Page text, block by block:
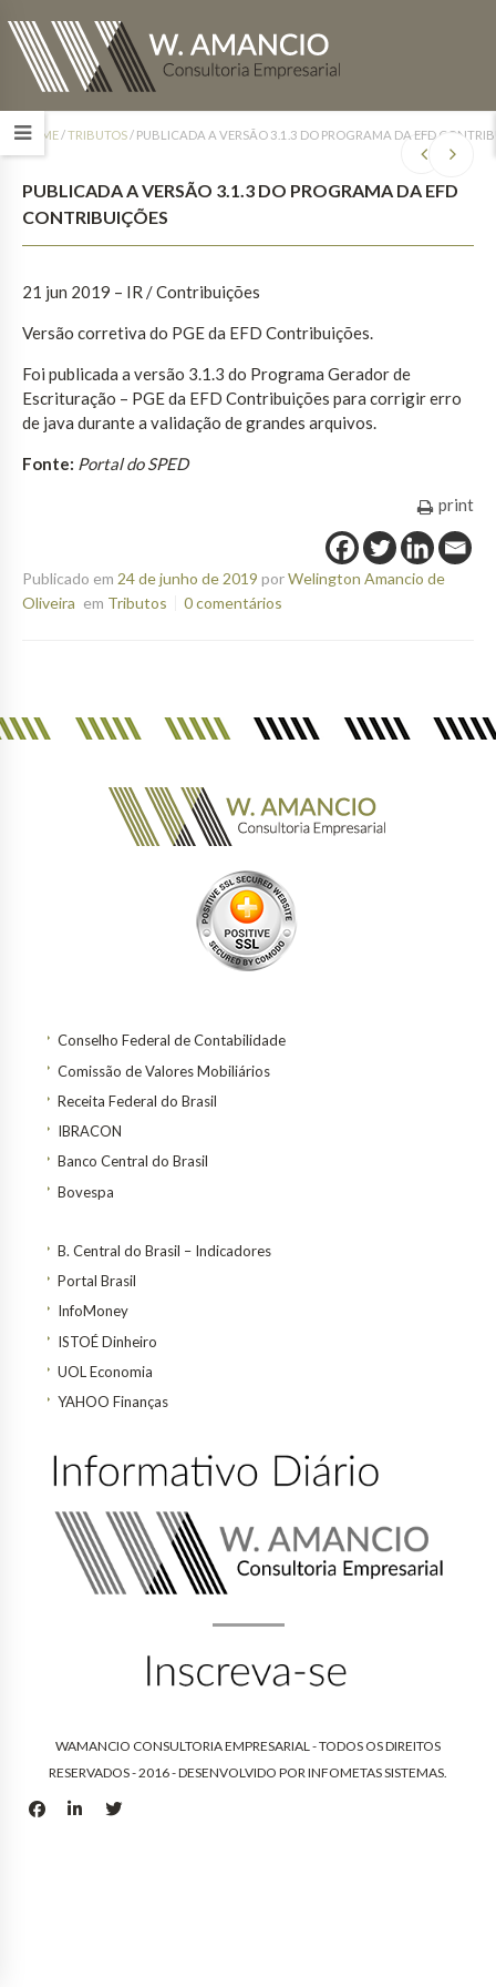
HOME/TRIBUTOS/ PUBLICADA A VERSÃO 3.1.3 DO PROGRAMA DA EFD
PUBLICADA A VERSÃO 3.1.3 DO PROGRAMA DA EFD
CONTRIBUIÇÕES
21 jun 2019 – IR / Contribuições
Versão corretiva do PGE da EFD Contribuições.
Foi publicada a versão 3.1.3 do Programa Gerador de
Escrituração – PGE da EFD Contribuições para corrigir erro
de java durante a validação de grandes arquivos.
Fonte: Portal do SPED
print
Publicado em 24 de junho de 2019 porWelington Amancio de
Oliveira em Tributos 0 comentários
Conselho Federal de Contabilidade
Comissão de Valores Mobiliários
Receita Federal do Brasil
IBRACON
Banco Central do Brasil
Bovespa
B. Central do Brasil – Indicadores
Portal Brasil
InfoMoney
ISTOÉ Dinheiro
UOL Economia
YAHOO Finanças
WAMANCIO CONSULTORIA EMPRESARIAL - TODOS OS DIREITOS
RESERVADOS - 2016 - DESENVOLVIDO PORINFOMETAS SISTEMAS.